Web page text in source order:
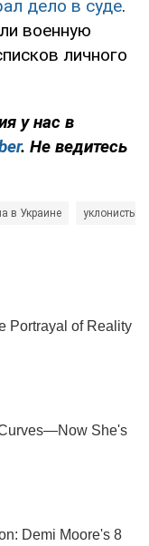
дело в суде.
военную
личного
у нас в
. Не ведитесь
в Украине уклонисты